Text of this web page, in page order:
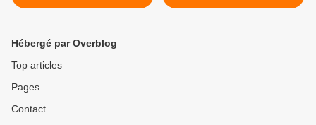
Snorgleux Editions
Hébergé par Overblog
Top articles
Pages
Contact